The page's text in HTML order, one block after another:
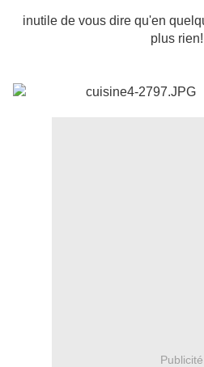
inutile de vous dire qu'en
plus
Publicité